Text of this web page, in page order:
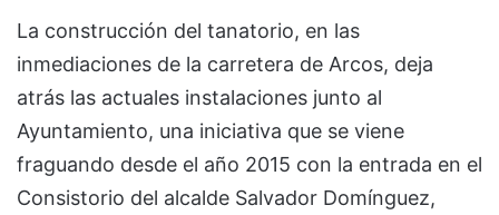
La construcción del tanatorio, en las
inmediaciones de la carretera de Arcos, deja
atrás las actuales instalaciones junto al
Ayuntamiento, una iniciativa que se viene
fraguando desde el año 2015 con la entrada en el
Consistorio del alcalde Salvador Domínguez,